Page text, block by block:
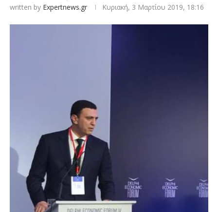
written by Expertnews.gr Κυριακή, 3 Μαρτίου 2019, 18:16